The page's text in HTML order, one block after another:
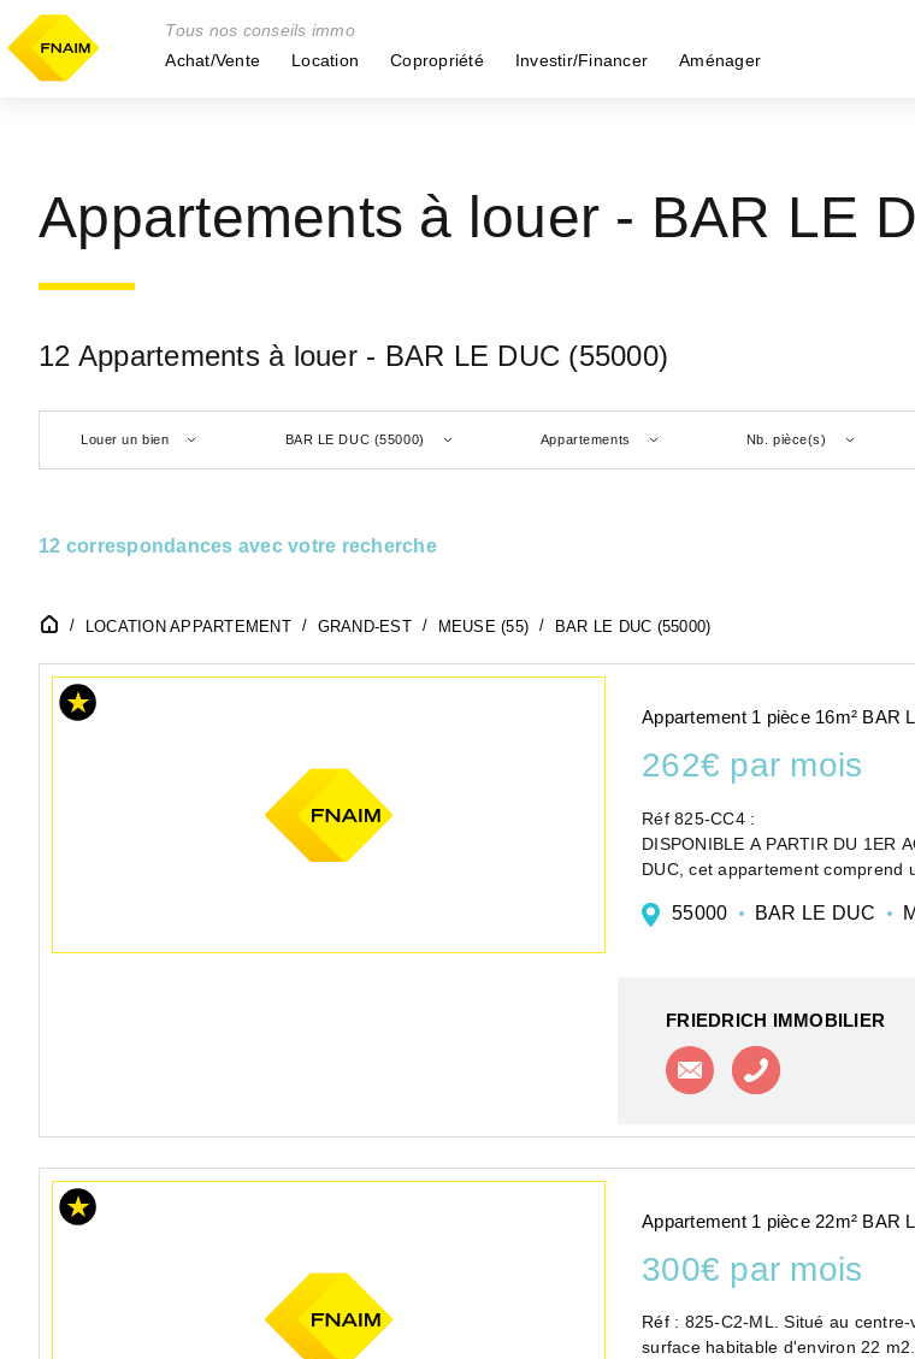
Tous nos conseils immo
Achat/Vente
Location Copropriété Investir/Financer Aménager
Appartements à louer - BAR LE
12 Appartements à louer - BAR LE DUC (55000)
Louer un bien BAR LE DUC (55000) Appartements Nb. pièce(s)
12 correspondances avec votre recherche
LOCATION APPARTEMENT GRAND-EST MEUSE (55) BAR LE DUC (55000)
Appartement 1 pièce 16m² BAR
262€ par mois
Réf 825-CC4 :
DISPONIBLE A PARTIR DU 1ER AOÛT Situé au deuxième étage d'un immeuble en plein centre-
DUC, cet appartement comprend une surface
55000 BAR LE DUC
FRIEDRICH IMMOBILIER
Contacter l'agence
Appartement 1 pièce 22m² BAR
300€ par mois
Réf : 825-C2-ML. Situé au
surface habitable d'environ 22 m2.